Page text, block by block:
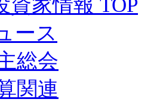
資家情報 TOP
ース
総会
関連